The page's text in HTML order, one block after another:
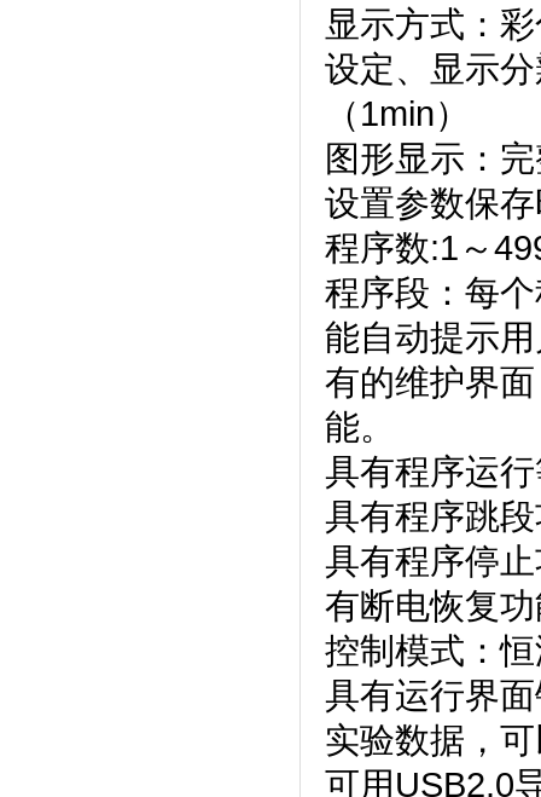
显示方式
设定、显
（1min）
图形显示：
设置参数保存
程序数:1～
程序段：每
能自动提示用
有的维护界面
能。
具有程序运行
具有程序跳段功
具有程序停止功
有断电恢复功能
控制模式：恒温
具有运行界面
实验数据
可用USB2.0